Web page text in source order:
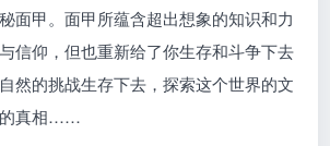
面甲。面甲所蕴含超出想象的知识和力
信仰，但也重新给了你生存和斗争下去
然的挑战生存下去，探索这个世界的文
的真相……